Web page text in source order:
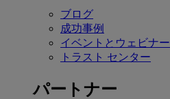
ブログ
成功事例
イベントとウェビナー
トラスト センター
パートナー